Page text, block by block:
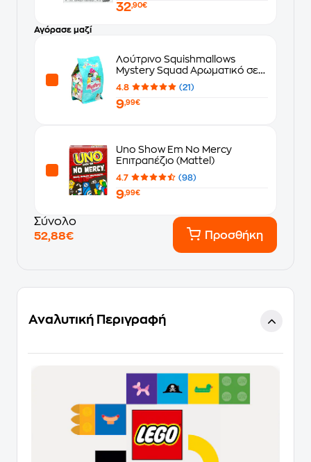
32,90€
Αγόρασε μαζί
Λούτρινο Squishmallows
Mystery Squad Αρωματικό σε
Σακουλάκι Έκπληξη σε 6 Σχέδια
(13cm) - Τυχαία Επιλογή
Σχεδίου
4.8 (21)
9,99€
Uno Show Em No Mercy
Επιτραπέζιο (Mattel)
4.7 (98)
9,99€
Σύνολο
52,88€
Προσθήκη
Αναλυτική Περιγραφή